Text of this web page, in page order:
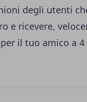
degli utenti
e ricevere,
il tuo amico a 4